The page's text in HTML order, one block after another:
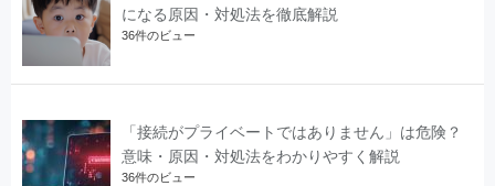
になる原因・対処法を徹底解説
36件のビュー
「接続がプライベートではありません」は危険？
意味・原因・対処法をわかりやすく解説
36件のビュー